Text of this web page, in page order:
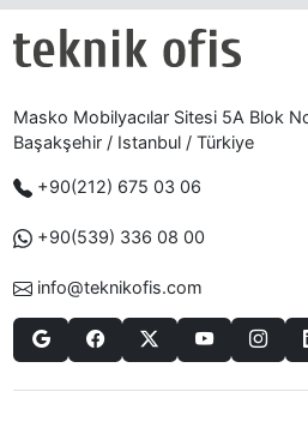
Masko Mobilyacılar Sitesi 5A Blok
Başakşehir / Istanbul / Türkiye
+90(212) 675 03 06
+90(539) 336 08 00
info@teknikofis.com